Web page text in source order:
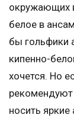
окружающих
белое в
бы гольфики
кипенно-
хочется. Но
рекомендуют
носить